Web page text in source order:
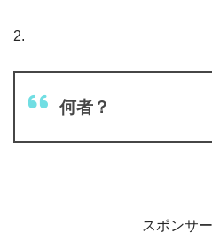
2.
何者？
スポンサ